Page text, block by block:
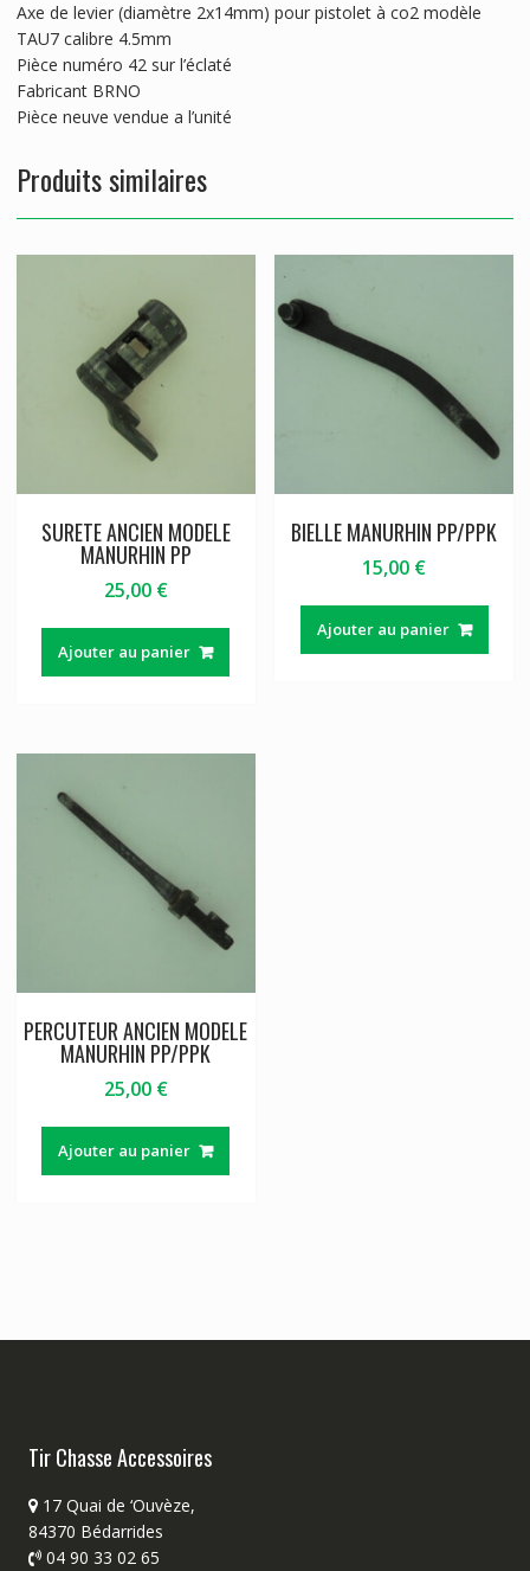
Axe de levier (diamètre 2x14mm) pour pistolet à co2 modèle
TAU7 calibre 4.5mm
Pièce numéro 42 sur l’éclaté
Fabricant BRNO
Pièce neuve vendue a l’unité
Produits similaires
SURETE ANCIEN MODELE
MANURHIN PP
25,00 €
Ajouter au panier
BIELLE MANURHIN PP/PPK
15,00 €
Ajouter au panier
PERCUTEUR ANCIEN MODELE
MANURHIN PP/PPK
25,00 €
Ajouter au panier
Tir Chasse Accessoires
17 Quai de ‘Ouvèze,
84370 Bédarrides
04 90 33 02 65